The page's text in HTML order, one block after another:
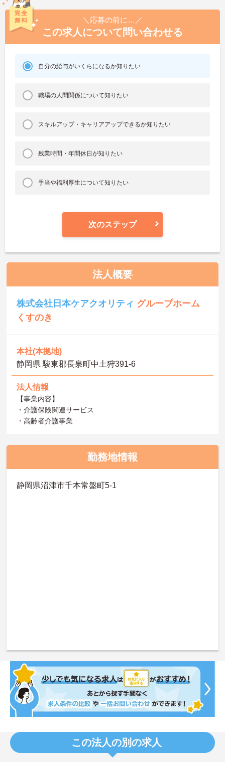
＼応募の前に…／
この求人について問い合わせる
自分の給与がいくらになるか知りたい
職場の人間関係について知りたい
スキルアップ・キャリアアップできるか知りたい
残業時間・年間休日が知りたい
手当や福利厚生について知りたい
次のステップ
法人概要
株式会社日本ケアクオリティ グループホーム
くすのき
本社(本拠地)
静岡県 駿東郡長泉町中土狩391-6
法人情報
【事業内容】
・介護保険関連サービス
・高齢者介護事業
勤務地情報
静岡県沼津市千本常盤町5-1
この法人の別の求人